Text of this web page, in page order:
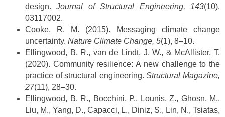
design.Journal of Structural Engineering, 143(10),
03117002.
Cooke, R. M. (2015). Messaging climate change
uncertainty. Nature Climate Change, 5(1), 8–10.
Ellingwood, B. R., van de Lindt, J. W., & McAllister, T.
(2020). Community resilience: A new challenge to the
practice of structural engineering.Structural Magazine,
27(11), 28–30.
Ellingwood, B. R., Bocchini, P., Lounis, Z., Ghosn, M.,
Liu, M., Yang, D., Capacci, L., Diniz, S., Lin, N., Tsiatas,